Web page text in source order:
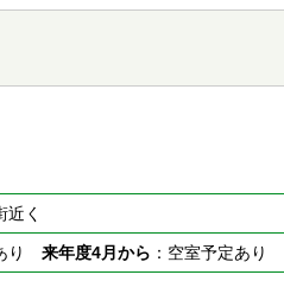
近く
り 来年度4月から ：空室予定あり